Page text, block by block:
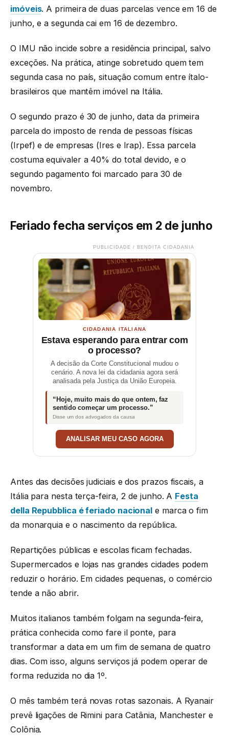
imóveis. A primeira de duas parcelas vence em 16 de
junho, e a segunda cai em 16 de dezembro.
O IMU não incide sobre a residência principal, salvo
exceções. Na prática, atinge sobretudo quem tem
segunda casa no país, situação comum entre ítalo-
brasileiros que mantêm imóvel na Itália.
O segundo prazo é 30 de junho, data da primeira
parcela do imposto de renda de pessoas físicas
(Irpef) e de empresas (Ires e Irap). Essa parcela
costuma equivaler a 40% do total devido, e o
segundo pagamento foi marcado para 30 de
novembro.
Feriado fecha serviços em 2 de junho
PUBLICIDADE / BENDITA CIDADANIA
CIDADANIA ITALIANA
Estava esperando para entrar com
o processo?
A decisão da Corte Constitucional mudou o
cenário. A nova lei da cidadania agora será
analisada pela Justiça da União Europeia.
“Hoje, muito mais do que ontem, faz
sentido começar um processo.”
Disse um dos advogados da causa
ANALISAR MEU CASO AGORA
Antes das decisões judiciais e dos prazos fiscais, a
Itália para nesta terça-feira, 2 de junho. A Festa
della Repubblica é feriado nacional e marca o fim
da monarquia e o nascimento da república.
Repartições públicas e escolas ficam fechadas.
Supermercados e lojas nas grandes cidades podem
reduzir o horário. Em cidades pequenas, o comércio
tende a não abrir.
Muitos italianos também folgam na segunda-feira,
prática conhecida como fare il ponte, para
transformar a data em um fim de semana de quatro
dias. Com isso, alguns serviços já podem operar de
forma reduzida no dia 1º.
O mês também terá novas rotas sazonais. A Ryanair
prevê ligações de Rimini para Catânia, Manchester e
Colônia.